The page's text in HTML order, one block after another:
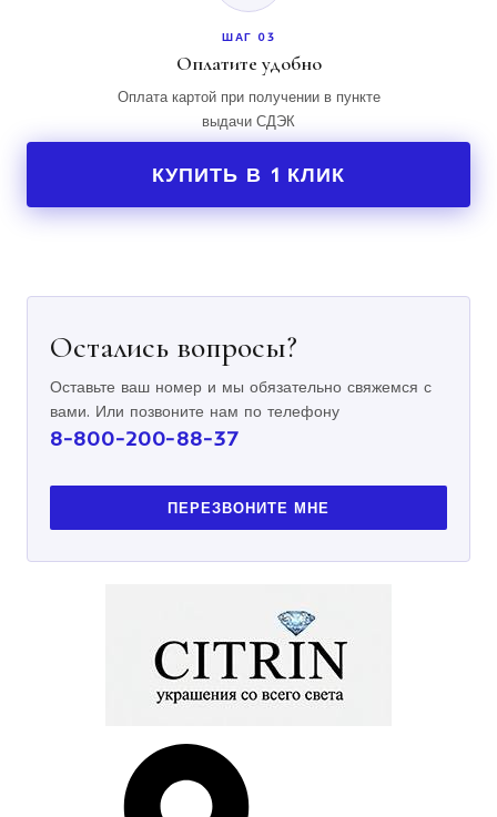
ШАГ 03
Оплатите удобно
Оплата картой при получении в пункте
выдачи СДЭК
КУПИТЬ В 1 КЛИК
Остались вопросы?
Оставьте ваш номер и мы обязательно свяжемся с
вами. Или позвоните нам по телефону
8-800-200-88-37
ПЕРЕЗВОНИТЕ МНЕ